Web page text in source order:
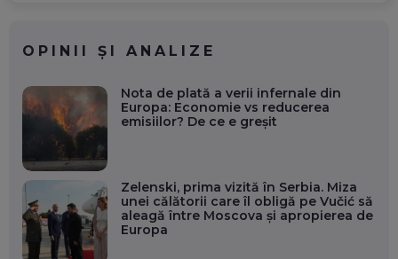
OPINII ȘI ANALIZE
Nota de plată a verii infernale din
Europa: Economie vs reducerea
emisiilor? De ce e greșit
Zelenski, prima vizită în Serbia. Miza
unei călătorii care îl obligă pe Vučić să
aleagă între Moscova și apropierea de
Europa